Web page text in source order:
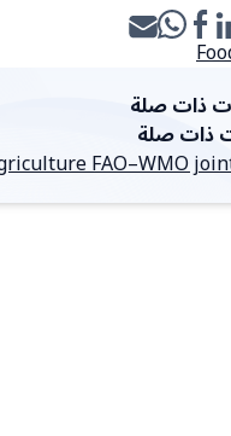
ذات صلة
ذات صلة
FAO–WMO